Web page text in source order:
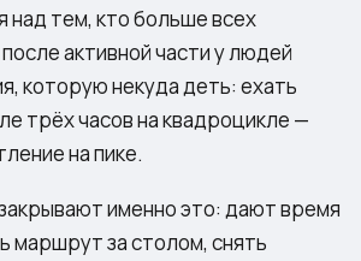
над тем, кто больше всех
активной части у людей
которую некуда деть: ехать
трёх часов на квадроцикле —
на пике.
именно это: дают время
маршрут за столом, снять